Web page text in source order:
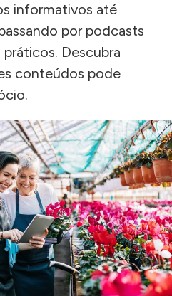
informativos até
por podcasts
Descubra
conteúdos pode